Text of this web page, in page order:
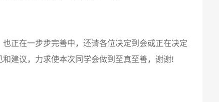
在一步步完善中，还请各位决定到会或正在决定
建议，力求使本次同学会做到至真至善，谢谢!